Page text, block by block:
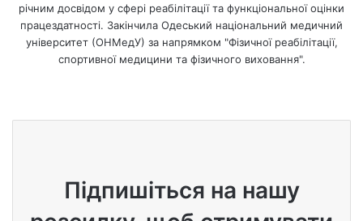
річним досвідом у сфері реабілітації та функціональної оцінки
працездатності. Закінчила Одеський національний медичний
університет (ОНМедУ) за напрямком "Фізичної реабілітації,
спортивної медицини та фізичного виховання".
te
Підпишіться на нашу